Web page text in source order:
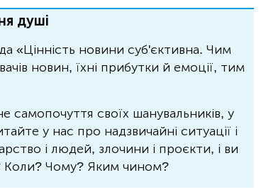
душі
«Цінність новини суб'єктивна. Чим
новин, їхні прибутки й емоції, тим
самопочуття своїх шанувальників, у
у нас про надзвичайні ситуації і
і людей, злочини і проєкти, і ви
Коли? Чому? Яким чином?